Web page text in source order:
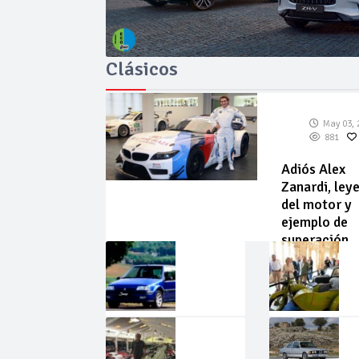
Clásicos
May 03,
881
Adiós Alex
Zanardi,
del motor y
ejemplo de
superación
May
Abr